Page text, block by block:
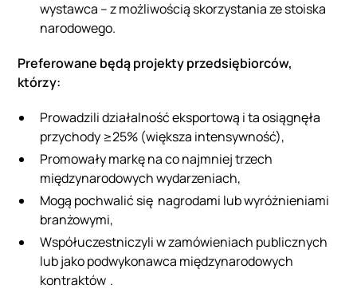
wystawca – z możliwością skorzystania ze stoiska
narodowego.
Preferowane będą projekty przedsiębiorców,
którzy:
Prowadzili działalność eksportową i ta osiągnęła
przychody ≥25% (większa intensywność),
Promowały markę na co najmniej trzech
międzynarodowych wydarzeniach,
Mogą pochwalić się nagrodami lub wyróżnieniami
branżowymi,
Współuczestniczyli w zamówieniach publicznych
lub jako podwykonawca międzynarodowych
kontraktów .